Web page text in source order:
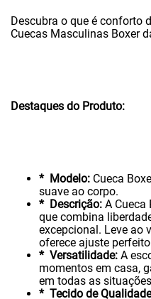
Descubra o que é conforto
Cuecas Masculinas Boxer
Destaques do Produto:
* Modelo: Cueca
suave ao corpo.
* Descrição: A Cueca
que combina
excepcional. Leve ao
oferece ajuste
* Versatilidade: A
momentos em casa,
em todas as
* Tecido de